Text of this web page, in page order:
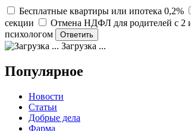
Бесплатные квартиры или ипотека 0,2%
секции
Отмена НДФЛ для родителей с 2
психологом
Загрузка ...
Популярное
Новости
Статьи
Добрые дела
Фарма